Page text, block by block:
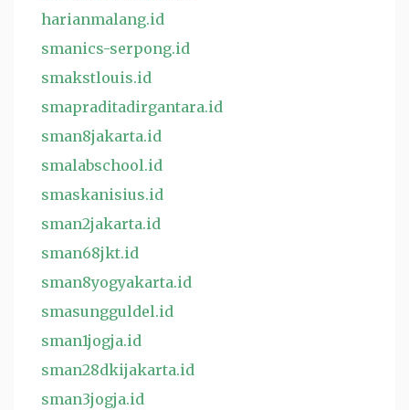
harianmalang.id
smanics-serpong.id
smakstlouis.id
smapraditadirgantara.id
sman8jakarta.id
smalabschool.id
smaskanisius.id
sman2jakarta.id
sman68jkt.id
sman8yogyakarta.id
smasungguldel.id
sman1jogja.id
sman28dkijakarta.id
sman3jogja.id